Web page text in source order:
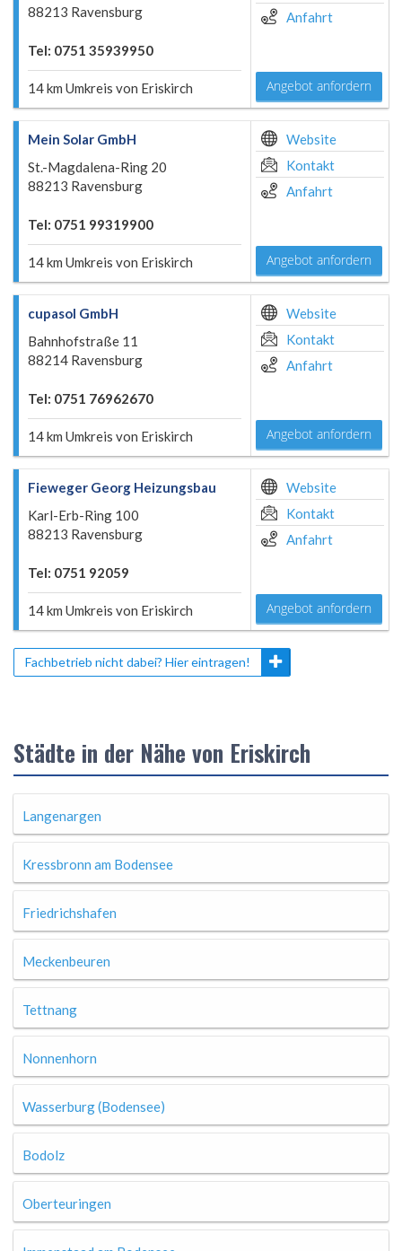
88213 Ravensburg
Tel: 0751 35939950
14 km Umkreis von Eriskirch
Anfahrt
Angebot anfordern
Mein Solar GmbH
St.-Magdalena-Ring 20
88213 Ravensburg
Tel: 0751 99319900
14 km Umkreis von Eriskirch
Website
Kontakt
Anfahrt
Angebot anfordern
cupasol GmbH
Bahnhofstraße 11
88214 Ravensburg
Tel: 0751 76962670
14 km Umkreis von Eriskirch
Website
Kontakt
Anfahrt
Angebot anfordern
Fieweger Georg Heizungsbau
Karl-Erb-Ring 100
88213 Ravensburg
Tel: 0751 92059
14 km Umkreis von Eriskirch
Website
Kontakt
Anfahrt
Angebot anfordern
Fachbetrieb nicht dabei? Hier eintragen!
Städte in der Nähe von Eriskirch
Langenargen
Kressbronn am Bodensee
Friedrichshafen
Meckenbeuren
Tettnang
Nonnenhorn
Wasserburg (Bodensee)
Bodolz
Oberteuringen